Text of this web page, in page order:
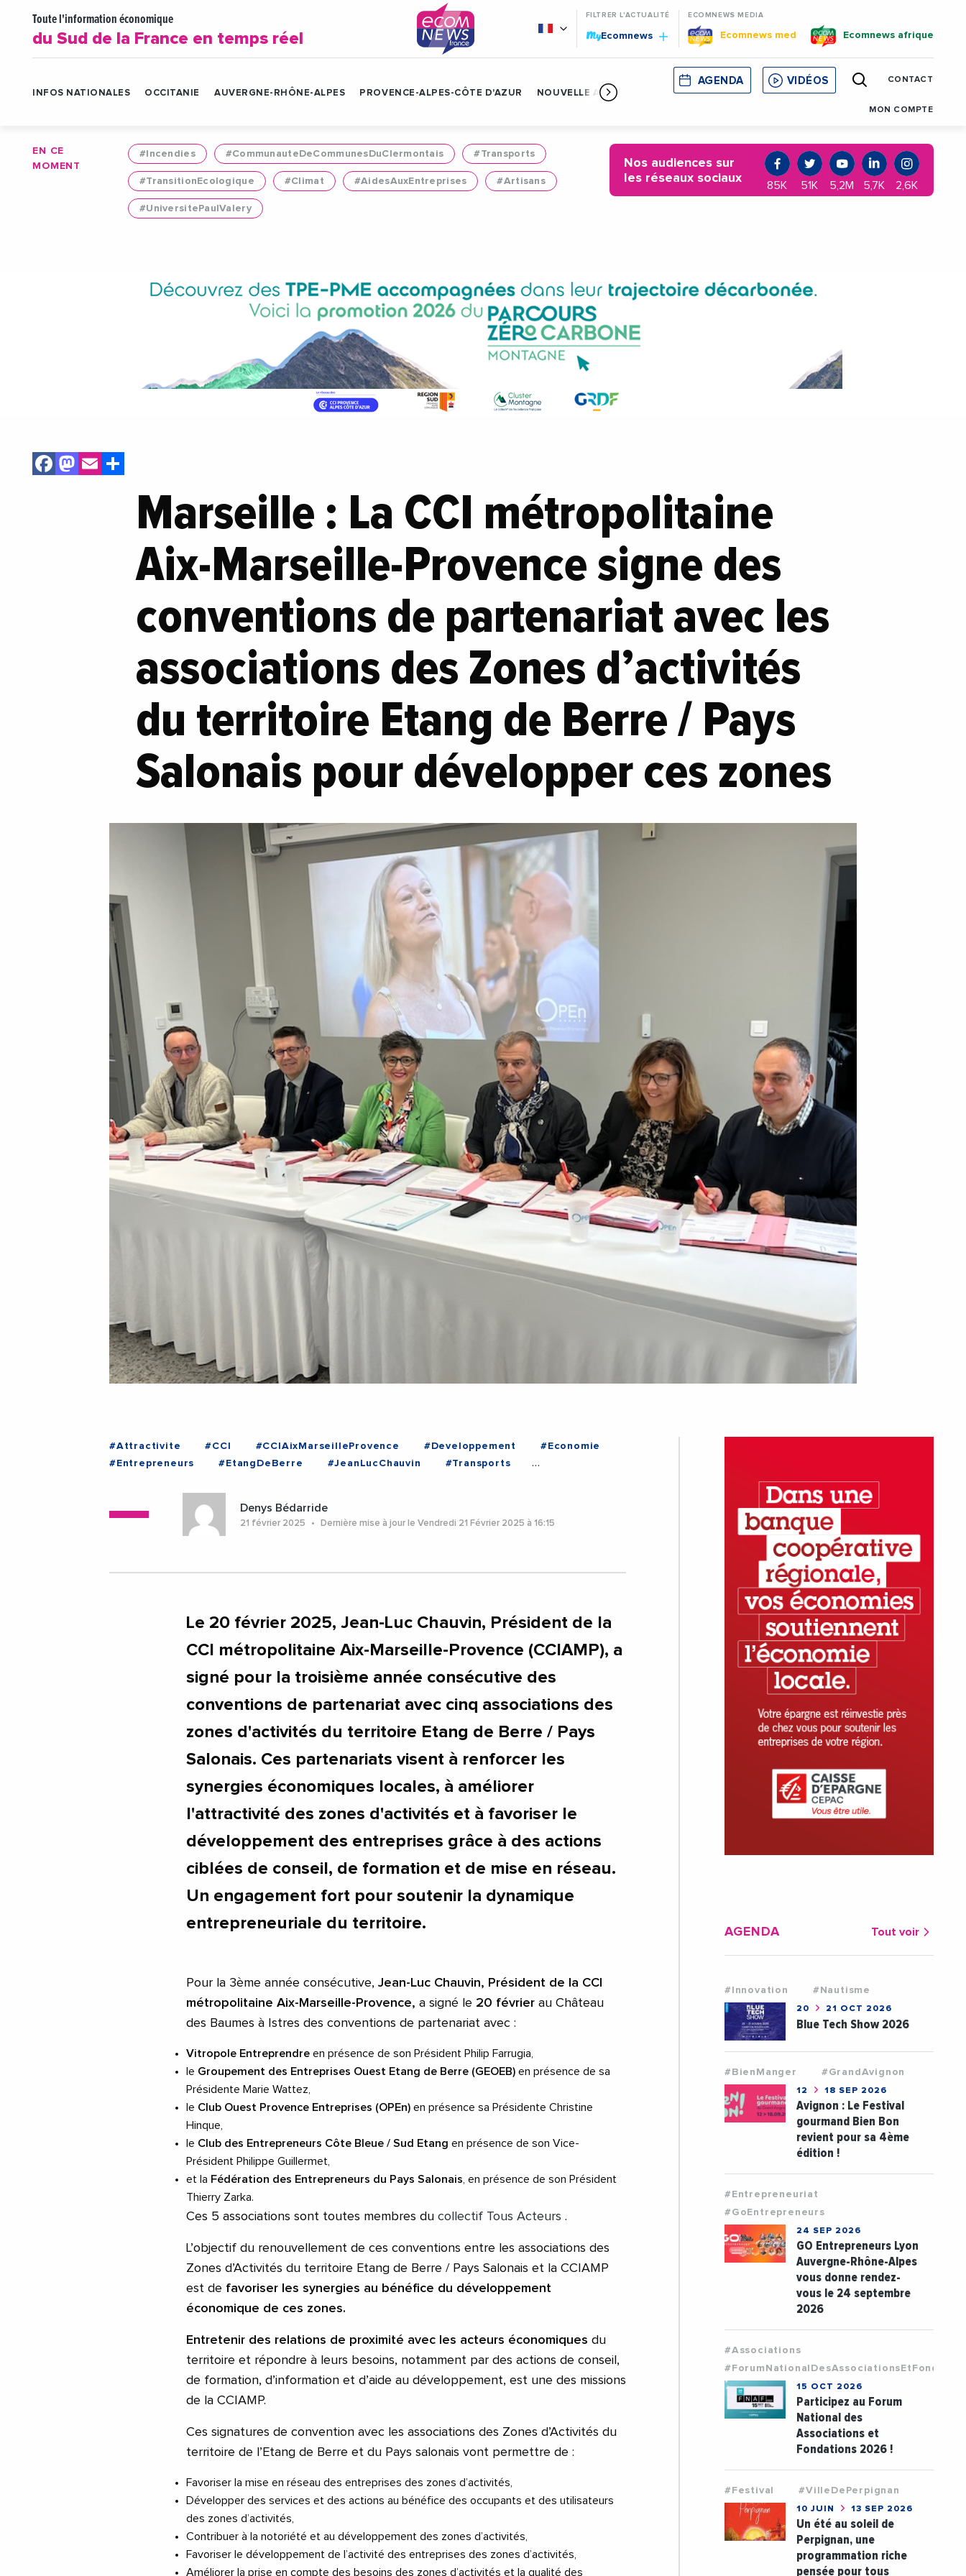
Toute l'information économique
du Sud de la France en temps réel
FILTRER L'ACTUALITÉ
MyEcomnews
ECOMNEWS MEDIA
Ecomnews med Ecomnews afrique
INFOS NATIONALES OCCITANIE AUVERGNE-RHÔNE-ALPES PROVENCE-ALPES-CÔTE D'AZUR NOUVELLE AQUITAINE CORSE MONACO CATALOGNE
AGENDA VIDÉOS CONTACT
MON COMPTE
EN CE
MOMENT
#Incendies #CommunauteDeCommunesDuClermontais #Transports
#TransitionEcologique #Climat #AidesAuxEntreprises #Artisans
#UniversitePaulValery
Nos audiences sur
les réseaux sociaux
85K 51K 5,2M 5,7K 2,6K
Facebook
Mastodon
Email
Marseille : La CCI métropolitaine
Aix-Marseille-Provence signe des
conventions de partenariat avec les
associations des Zones d’activités
du territoire Etang de Berre / Pays
Salonais pour développer ces zones
#Attractivite #CCI #CCIAixMarseilleProvence #Developpement
#Economie
#Entrepreneurs
#EtangDeBerre #JeanLucChauvin
#Transports
Denys Bédarride
21 février 2025 Dernière mise à jour le Vendredi 21 Février 2025 à 16:15
Le 20 février 2025, Jean-Luc Chauvin, Président de la
CCI métropolitaine Aix-Marseille-Provence (CCIAMP), a
signé pour la troisième année consécutive des
conventions de partenariat avec cinq associations des
zones d'activités du territoire Etang de Berre / Pays
Salonais. Ces partenariats visent à renforcer les
synergies économiques locales, à améliorer
l'attractivité des zones d'activités et à favoriser le
développement des entreprises grâce à des actions
ciblées de conseil, de formation et de mise en réseau.
Un engagement fort pour soutenir la dynamique
entrepreneuriale du territoire.
Pour la 3ème année consécutive, Jean-Luc Chauvin, Président de la CCI
métropolitaine Aix-Marseille-Provence, a signé le 20 février au Château
des Baumes à Istres des conventions de partenariat avec :
Vitropole Entreprendre en présence de son Président Philip Farrugia,
le Groupement des Entreprises Ouest Etang de Berre (GEOEB) en présence de sa
Présidente Marie Wattez,
le Club Ouest Provence Entreprises (OPEn) en présence sa Présidente Christine
Hinque,
le Club des Entrepreneurs Côte Bleue / Sud Etang en présence de son Vice-
Président Philippe Guillermet,
et la Fédération des Entrepreneurs du Pays Salonais, en présence de son Président
Thierry Zarka.
Ces 5 associations sont toutes membres du collectif Tous Acteurs .
L’objectif du renouvellement de ces conventions entre les associations des
Zones d’Activités du territoire Etang de Berre / Pays Salonais et la CCIAMP
est de favoriser les synergies au bénéfice du développement
économique de ces zones.
Entretenir des relations de proximité avec les acteurs économiques du
territoire et répondre à leurs besoins, notamment par des actions de conseil,
de formation, d’information et d’aide au développement, est une des missions
de la CCIAMP.
Ces signatures de convention avec les associations des Zones d’Activités du
territoire de l’Etang de Berre et du Pays salonais vont permettre de :
Favoriser la mise en réseau des entreprises des zones d’activités,
Développer des services et des actions au bénéfice des occupants et des utilisateurs
des zones d’activités,
Contribuer à la notoriété et au développement des zones d’activités,
Favoriser le développement de l’activité des entreprises des zones d’activités,
Améliorer la prise en compte des besoins des zones d’activités et la qualité des
AGENDA Tout voir
#Innovation #Nautisme
20 21 OCT 2026
Blue Tech Show 2026
#BienManger #GrandAvignon
12 18 SEP 2026
Avignon : Le Festival
gourmand Bien Bon
revient pour sa 4ème
édition !
#Entrepreneuriat
#GoEntrepreneurs
24 SEP 2026
GO Entrepreneurs Lyon
Auvergne-Rhône-Alpes
vous donne rendez-
vous le 24 septembre
2026
#Associations
15 OCT 2026
Participez au Forum
National des
Associations et
Fondations 2026 !
#Festival #VilleDePerpignan
10 JUIN 13 SEP 2026
Un été au soleil de
Perpignan, une
programmation riche
pensée pour tous